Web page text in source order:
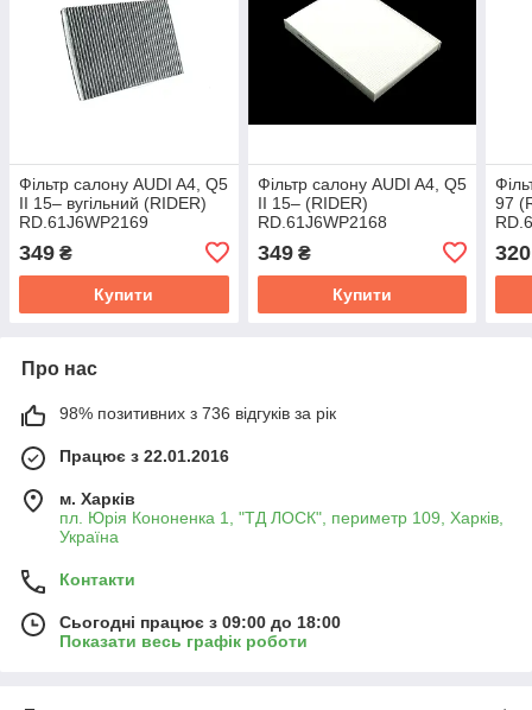
Фільтр салону AUDI A4, Q5
II 15– вугільний (RIDER)
RD.61J6WP2169
349 ₴
Купити
Фільтр салону AUDI A4, Q5
II 15– (RIDER)
RD.61J6WP2168
349₴
Купити
97
320
Про нас
98% позитивних з 736 відгуків за рік
Працює з 22.01.2016
м. Харків
пл. Юрія Кононенка 1, "ТД ЛОСК", периметр 109, Харків,
Україна
Контакти
Сьогодні працює з 09:00 до 18:00
Показати весь графік роботи